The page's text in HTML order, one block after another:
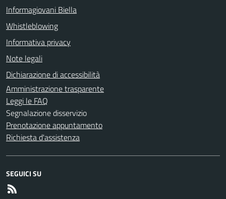
Informagiovani Biella
Whistleblowing
Informativa privacy
Note legali
Dichiarazione di accessibilità
Amministrazione trasparente
Leggi le FAQ
Segnalazione disservizio
Prenotazione appuntamento
Richiesta d'assistenza
SEGUICI SU